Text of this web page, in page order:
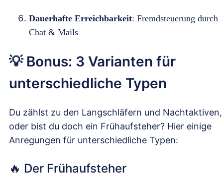
Dauerhafte Erreichbarkeit: Fremdsteuerung durch
Chat & Mails
💡 Bonus: 3 Varianten für
unterschiedliche Typen
Du zählst zu den Langschläfern und Nachtaktiven,
oder bist du doch ein Frühaufsteher? Hier einige
Anregungen für unterschiedliche Typen:
🔥 Der Frühaufsteher